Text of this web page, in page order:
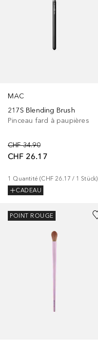
MAC
217S Blending Brush
Pinceau fard à paupières
CHF 34.90
CHF 26.17
1 Quantité (CHF 26.17 / 1 Stück)
CADEAU
POINT ROUGE